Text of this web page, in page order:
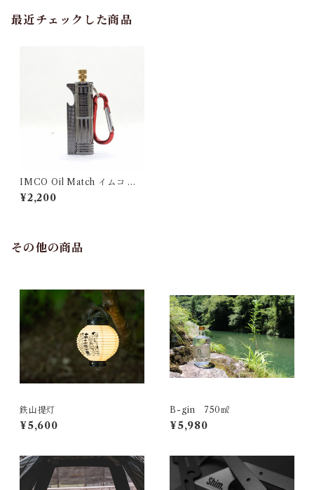
最近チェックした商品
IMCO Oil Match イムコ オ
イルマッチ
¥2,200
その他の商品
鉄山提灯
¥5,600
B-gin 750㎖
¥5,980